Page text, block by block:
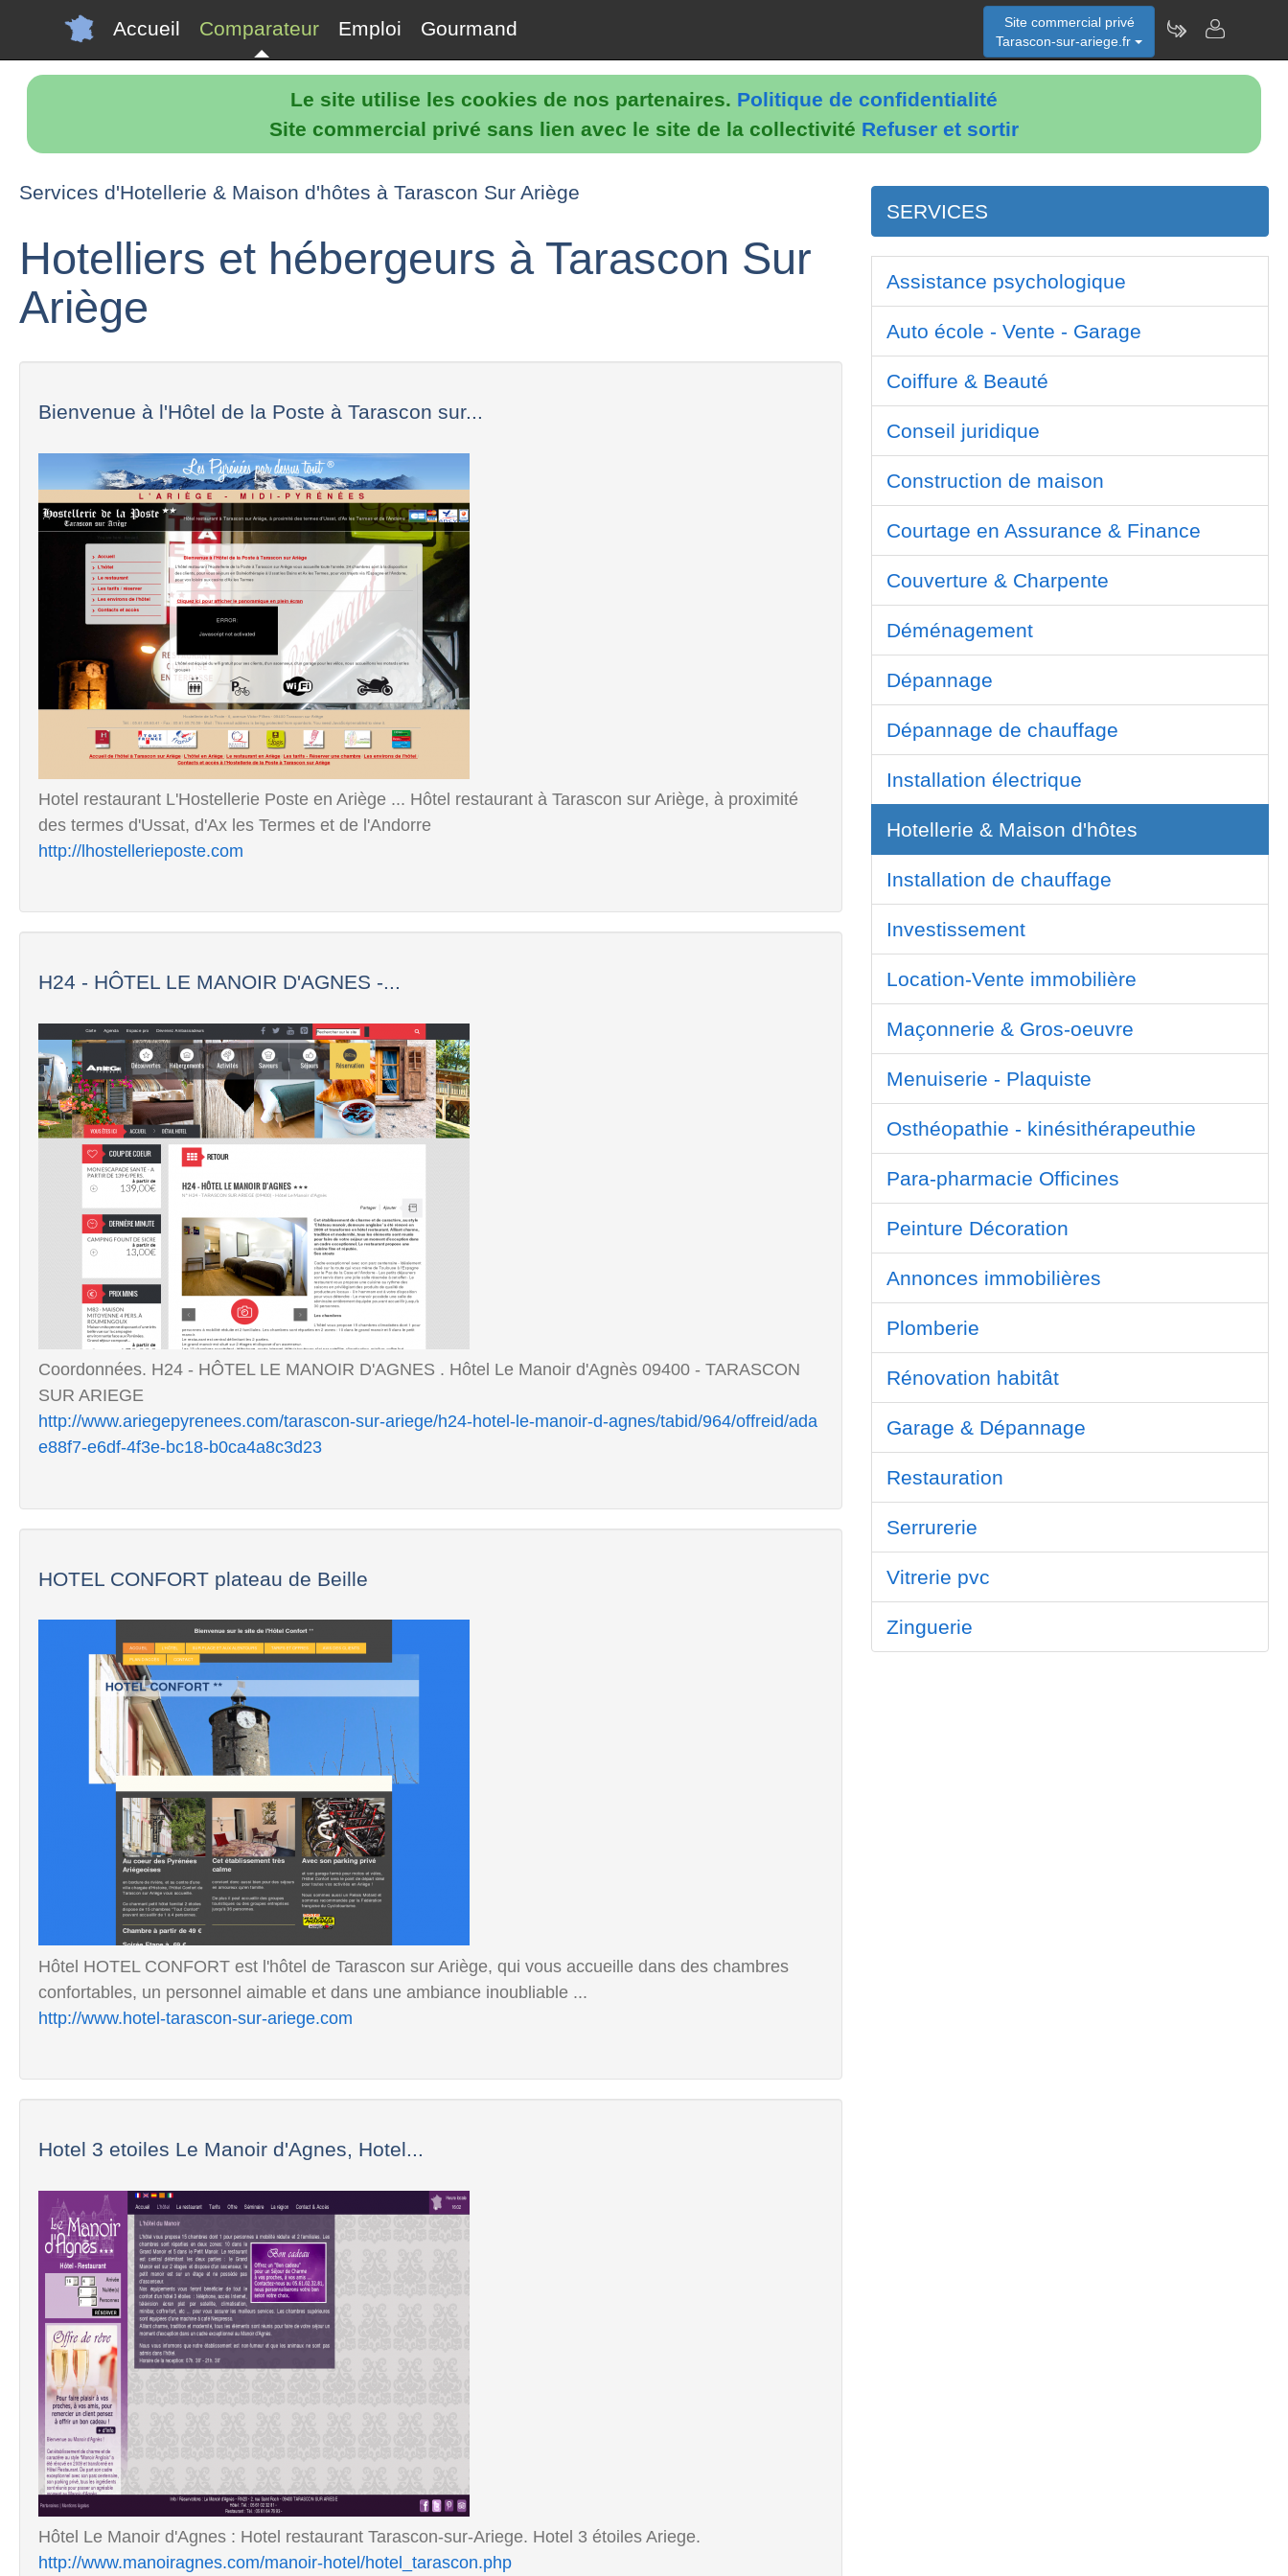
Le site utilise les cookies de nos partenaires. Politique de confidentialité
Site commercial privé sans lien avec le site de la collectivité Refuser et sortir
Accueil Comparateur Emploi Gourmand
Site commercial privé
Tarascon-sur-ariege.fr
Services d'Hotellerie & Maison d'hôtes à Tarascon Sur Ariège
Hotelliers et hébergeurs à Tarascon Sur
Ariège
Bienvenue à l'Hôtel de la Poste à Tarascon sur...
Hotel restaurant L'Hostellerie Poste en Ariège ... Hôtel restaurant à Tarascon sur Ariège, à proximité
des termes d'Ussat, d'Ax les Termes et de l'Andorre
http://lhostellerieposte.com
H24 - HÔTEL LE MANOIR D'AGNES -...
Coordonnées. H24 - HÔTEL LE MANOIR D'AGNES . Hôtel Le Manoir d'Agnès 09400 - TARASCON
SUR ARIEGE
http://www.ariegepyrenees.com/tarascon-sur-ariege/h24-hotel-le-manoir-d-agnes/tabid/964/offreid/ada
e88f7-e6df-4f3e-bc18-b0ca4a8c3d23
HOTEL CONFORT plateau de Beille
Hôtel HOTEL CONFORT est l'hôtel de Tarascon sur Ariège, qui vous accueille dans des chambres
confortables, un personnel aimable et dans une ambiance inoubliable ...
http://www.hotel-tarascon-sur-ariege.com
Hotel 3 etoiles Le Manoir d'Agnes, Hotel...
Hôtel Le Manoir d'Agnes : Hotel restaurant Tarascon-sur-Ariege. Hotel 3 étoiles Ariege.
http://www.manoiragnes.com/manoir-hotel/hotel_tarascon.php
SERVICES
Assistance psychologique
Auto école - Vente - Garage
Coiffure & Beauté
Conseil juridique
Construction de maison
Courtage en Assurance & Finance
Couverture & Charpente
Déménagement
Dépannage
Dépannage de chauffage
Installation électrique
Hotellerie & Maison d'hôtes
Installation de chauffage
Investissement
Location-Vente immobilière
Maçonnerie & Gros-oeuvre
Menuiserie - Plaquiste
Osthéopathie - kinésithérapeuthie
Para-pharmacie Officines
Peinture Décoration
Annonces immobilières
Plomberie
Rénovation habitât
Garage & Dépannage
Restauration
Serrurerie
Vitrerie pvc
Zinguerie